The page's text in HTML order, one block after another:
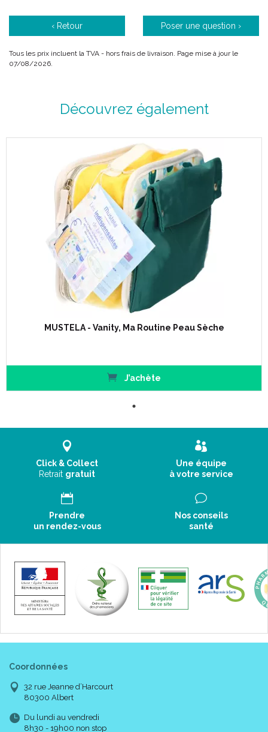
‹ Retour Poser une question ›
Tous les prix incluent la TVA - hors frais de livraison. Page mise à jour le
07/08/2026.
Découvrez également
MUSTELA - Vanity, Ma Routine Peau Sèche
J’achète
Click & Collect
Retrait gratuit
Une équipe
à votre service
Prendre
un rendez-vous
Nos conseils
santé
Coordonnées
32 rue Jeanne d’Harcourt
80300 Albert
Du lundi au vendredi
8h30 - 19h00 non stop